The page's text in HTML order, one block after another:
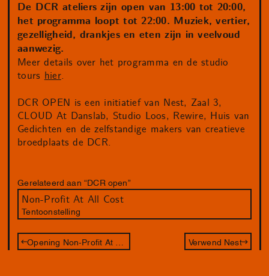
De DCR ateliers zijn open van 13:00 tot 20:00,
het programma loopt tot 22:00. Muziek, vertier,
gezelligheid, drankjes en eten zijn in veelvoud
aanwezig.
Meer details over het programma en de studio
tours hier.
DCR OPEN is een initiatief van Nest, Zaal 3,
CLOUD At Danslab, Studio Loos, Rewire, Huis van
Gedichten en de zelfstandige makers van creatieve
broedplaats de DCR.
Gerelateerd aan “DCR open”
Non-Profit At All Cost
Tentoonstelling
Verwend Nest